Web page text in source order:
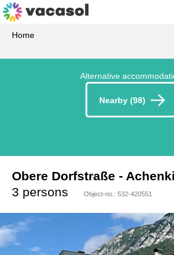
Home
Alternative
Nearby (98)
Obere Dorfstraße
- 6215
-
3 persons
Object-no.: 532-420551